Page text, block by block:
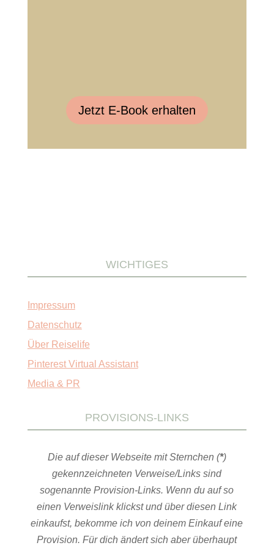
Jetzt E-Book erhalten
WICHTIGES
Impressum
Datenschutz
Über Reiselife
Pinterest Virtual Assistant
Media & PR
PROVISIONS-LINKS
Die auf dieser Webseite mit Sternchen (*)
gekennzeichneten Verweise/Links sind
sogenannte Provision-Links. Wenn du auf so
einen Verweislink klickst und über diesen Link
einkaufst, bekomme ich von deinem Einkauf eine
Provision. Für dich ändert sich aber überhaupt